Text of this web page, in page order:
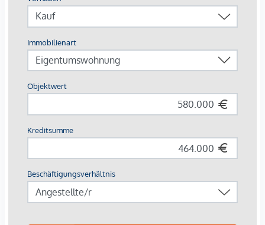
Europas erstes Stadtquartier in Holzbauweise
CO²-neutrale Energieversorgung durch Geothermie &
253 Wohnungen von 34 – 108 m²
Jede Einheit mit Außenfläche
Perfekte Innenstadtlage mit Natur, Kultur und Kulinarik
Beim Kauf einer 3- oder 4-Zimmerwohnung kann ein Kfz-
Stellplatz in der hauseigenen Tiefgarage um € 44.000,-
erworben werden.
Provisionsfrei für den Käufer!